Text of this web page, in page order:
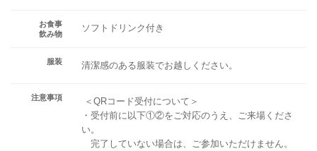
お食事
飲み物
ソフトドリンク付き
服装 清潔感のある服装でお越しください。
注意事項
＜QRコード受付について＞
・受付前に以下①②をご対応のうえ、ご来場くださ
い。
完了していない場合は、ご参加いただけません。